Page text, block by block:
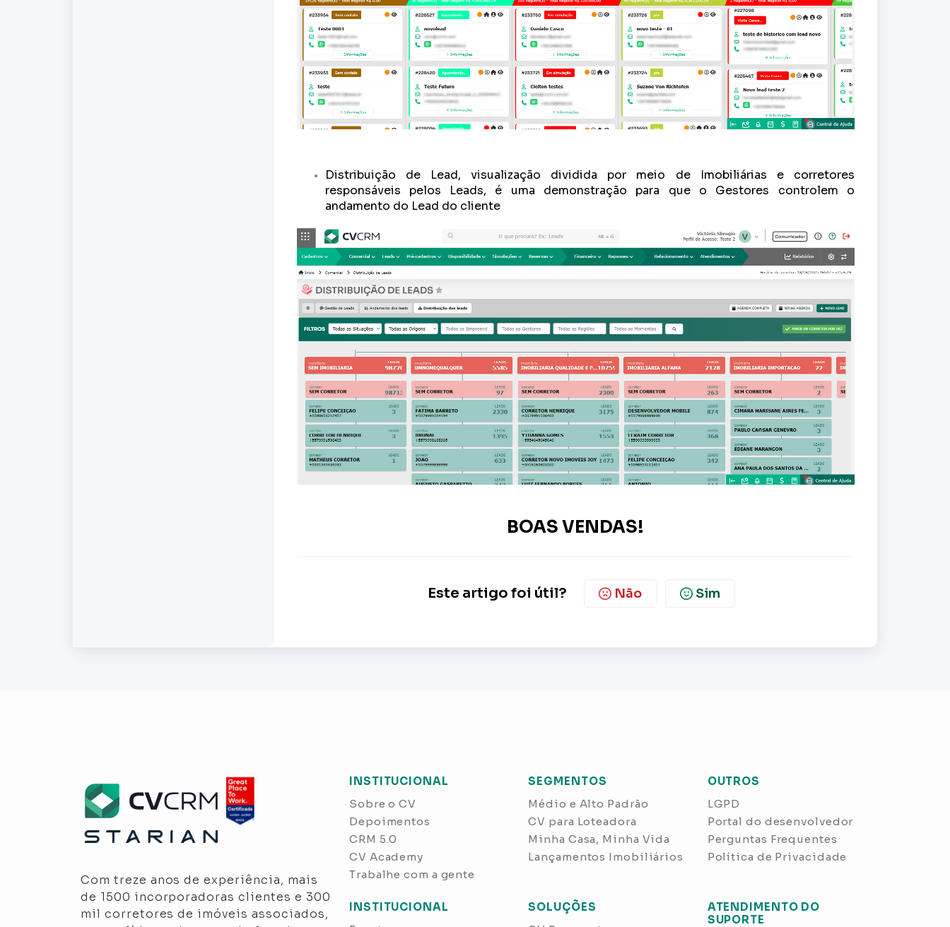
Distribuição de Lead, visualização dividida por meio de Imobiliárias e corretores
responsáveis pelos Leads, é uma demonstração para que o Gestores controlem o
andamento do Lead do cliente
BOAS VENDAS!
Este artigo foi útil? Não Sim
Com treze anos de experiência, mais
de 1500 incorporadoras clientes e 300
mil corretores de imóveis associados,
INSTITUCIONAL
Sobre o CV
Depoimentos
CRM 5.0
CV Academy
Trabalhe com a gente
SEGMENTOS
Médio e Alto Padrão
CV para Loteadora
Minha Casa, Minha Vida
Lançamentos Imobiliários
OUTROS
LGPD
Portal do desenvolvedor
Perguntas Frequentes
Política de Privacidade
INSTITUCIONAL
SOLUÇÕES
ATENDIMENTO DO
SUPORTE